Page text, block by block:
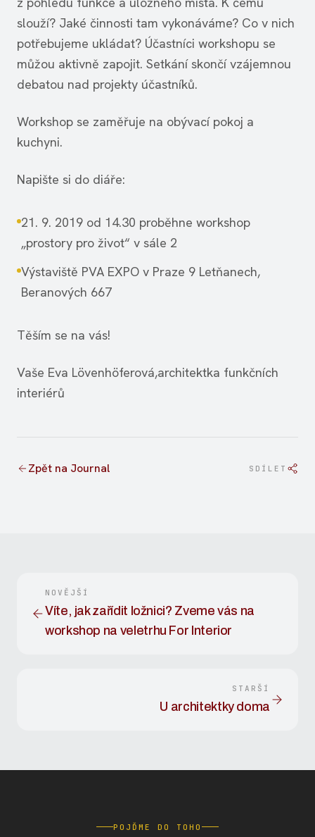
slouží? Jaké činnosti tam vykonáváme? Co v nich
potřebujeme ukládat? Účastníci workshopu se
můžou aktivně zapojit. Setkání skončí vzájemnou
debatou nad projekty účastníků.
Workshop se zaměřuje na obývací pokoj a
kuchyni.
Napište si do diáře:
21. 9. 2019 od 14.30 proběhne workshop
„prostory pro život“ v sále 2
Výstaviště PVA EXPO v Praze 9 Letňanech,
Beranových 667
Těším se na vás!
Vaše Eva Lövenhöferová,architektka funkčních
interiérů
Zpět na Journal SDÍLET
NOVĚJŠÍ
Víte, jak zařídit ložnici? Zveme vás na
workshop na veletrhu For Interior
STARŠÍ
U architektky doma
POJĎME DO TOHO